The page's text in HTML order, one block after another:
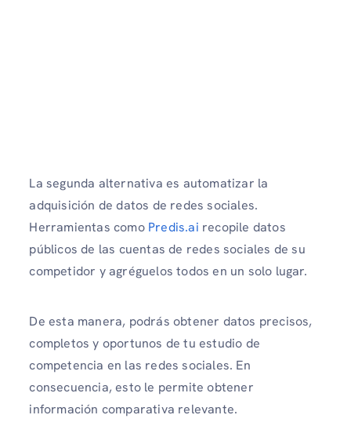
La segunda alternativa es automatizar la
adquisición de datos de redes sociales.
Herramientas como Predis.ai recopile datos
públicos de las cuentas de redes sociales de su
competidor y agréguelos todos en un solo lugar.
De esta manera, podrás obtener datos precisos,
completos y oportunos de tu estudio de
competencia en las redes sociales. En
consecuencia, esto le permite obtener
información comparativa relevante.